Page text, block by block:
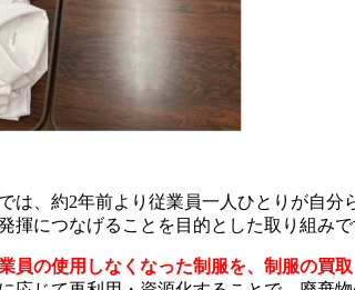
は、約2年前より従業員一人ひとりが自
揮につなげることを目的とした取り組み
員の使用しなくなった制服を、制服の買